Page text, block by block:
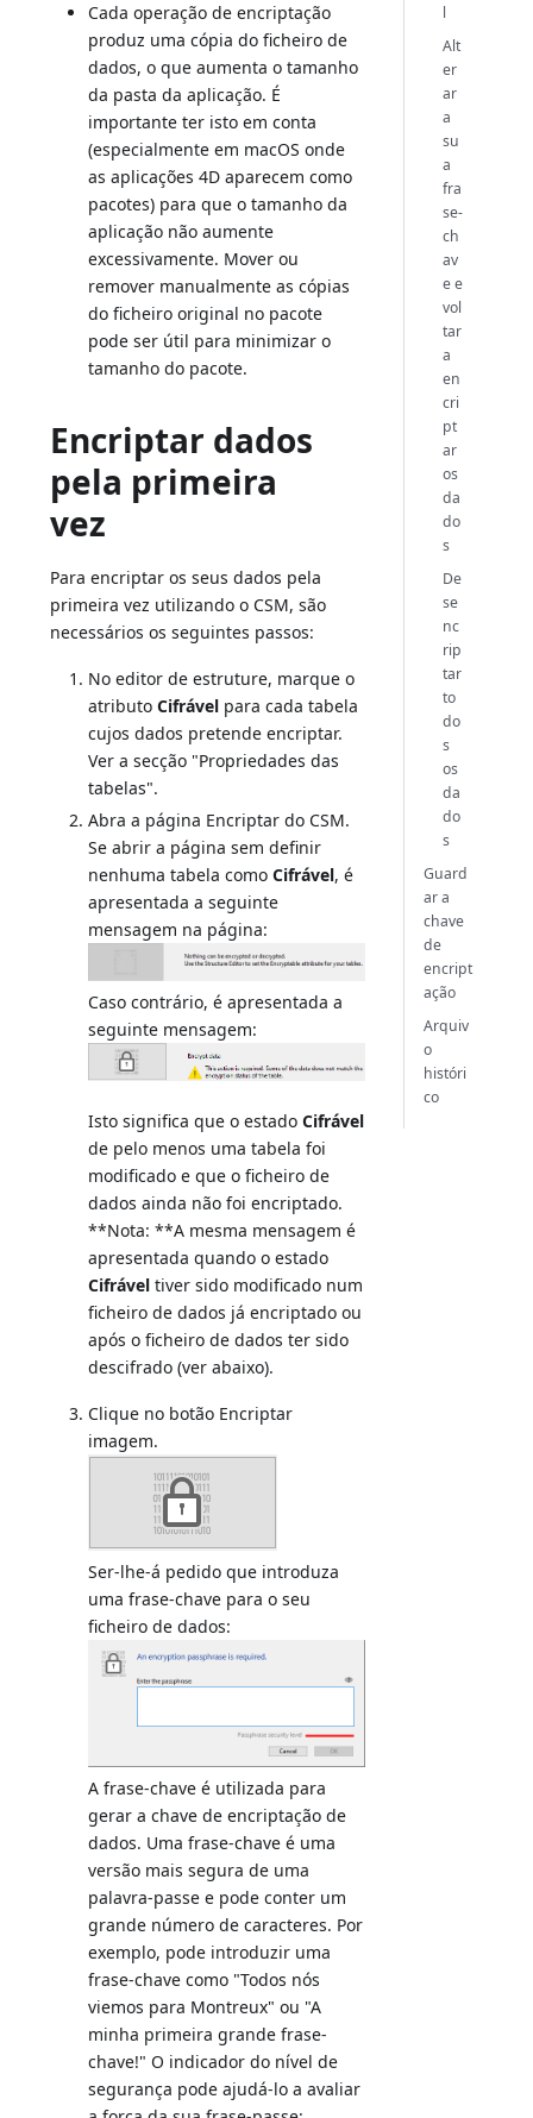
Cada operação de encriptação
produz uma cópia do ficheiro de
dados, o que aumenta o tamanho
da pasta da aplicação. É
importante ter isto em conta
(especialmente em macOS onde
as aplicações 4D aparecem como
pacotes) para que o tamanho da
aplicação não aumente
excessivamente. Mover ou
remover manualmente as cópias
do ficheiro original no pacote
pode ser útil para minimizar o
tamanho do pacote.
Encriptar dados
pela primeira
vez
Para encriptar os seus dados pela
primeira vez utilizando o CSM, são
necessários os seguintes passos:
No editor de estruture, marque o
atributoCifrável para cada tabela
cujos dados pretende encriptar.
Ver a secção "Propriedades das
tabelas".
Abra a página Encriptar do CSM.
Se abrir a página sem definir
nenhuma tabela comoCifrável, é
apresentada a seguinte
mensagem na página:
Caso contrário, é apresentada a
seguinte mensagem:
Isto significa que o estadoCifrável
de pelo menos uma tabela foi
modificado e que o ficheiro de
dados ainda não foi encriptado.
**Nota: **A mesma mensagem é
apresentada quando o estado
Cifrável tiver sido modificado num
ficheiro de dados já encriptado ou
após o ficheiro de dados ter sido
descifrado (ver abaixo).
Clique no botão Encriptar
imagem.
Ser-lhe-á pedido que introduza
uma frase-chave para o seu
ficheiro de dados:
A frase-chave é utilizada para
gerar a chave de encriptação de
dados. Uma frase-chave é uma
versão mais segura de uma
palavra-passe e pode conter um
grande número de caracteres. Por
exemplo, pode introduzir uma
frase-chave como "Todos nós
viemos para Montreux" ou "A
minha primeira grande frase-
chave!" O indicador do nível de
segurança pode ajudá-lo a avaliar
l
Alt
er
ar
a
su
a
fra
se-
ch
av
e e
vol
tar
a
en
cri
pt
ar
os
da
do
s
De
se
nc
rip
tar
to
do
s
os
da
do
s
Guard
ar a
chave
de
encript
ação
Arquiv
o
históri
co